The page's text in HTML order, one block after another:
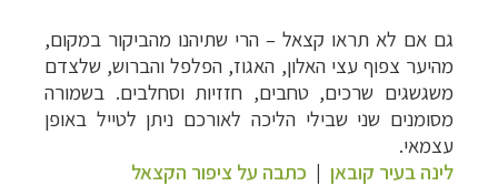
גם אם לא תראו קצאל – הרי שתיהנו מהביקור במקום,
מהיער צפוף עצי האלון, האגוז, הפלפל והברוש, שלצדם
משגשגים שרכים, טחבים, חזזיות וסחלבים. בשמורה
מסומנים שני שבילי הליכה לאורכם ניתן לטייל באופן
עצמאי.
לינה בעיר קובאן | כתבה על ציפור הקצאל
היעדים »